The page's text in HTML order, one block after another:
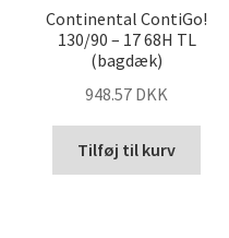
Continental ContiGo!
130/90 – 17 68H TL
(bagdæk)
948.57 DKK
Tilføj til kurv